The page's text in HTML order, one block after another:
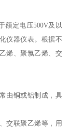
额定电压500V及以
仪器仪表。根据不
烯、聚氯乙烯、交
由铜或铝制成，具
交联聚乙烯等，用